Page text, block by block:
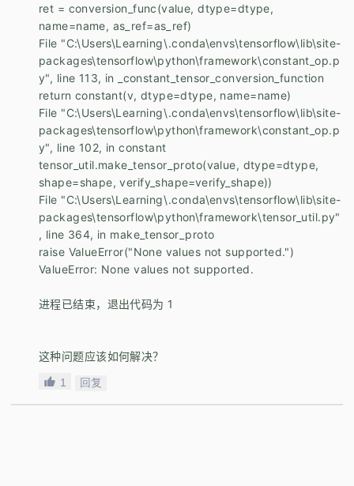
ret = conversion_func(value, dtype=dtype,
name=name, as_ref=as_ref)
File "C:\Users\Learning\.conda\envs\tensorflow\lib\site-
packages\tensorflow\python\framework\constant_op.p
y", line 113, in _constant_tensor_conversion_function
return constant(v, dtype=dtype, name=name)
File "C:\Users\Learning\.conda\envs\tensorflow\lib\site-
packages\tensorflow\python\framework\constant_op.p
y", line 102, in constant
tensor_util.make_tensor_proto(value, dtype=dtype,
shape=shape, verify_shape=verify_shape))
File "C:\Users\Learning\.conda\envs\tensorflow\lib\site-
packages\tensorflow\python\framework\tensor_util.py"
, line 364, in make_tensor_proto
raise ValueError("None values not supported.")
ValueError: None values not supported.
进程已结束，退出代码为 1
这种问题应该如何解决？
1 回复